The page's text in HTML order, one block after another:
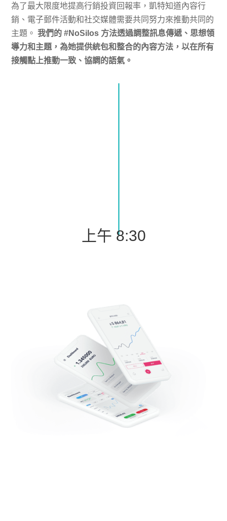
為了最大限度地提高行銷投資回報率，凱特知道內容行
銷、電子郵件活動和社交媒體需要共同努力來推動共同的
主題。我們的 #NoSilos 方法透過調整訊息傳遞、思想領
導力和主題，為她提供統包和整合的內容方法，以在所有
接觸點上推動一致、協調的語氣。
上午 8:30